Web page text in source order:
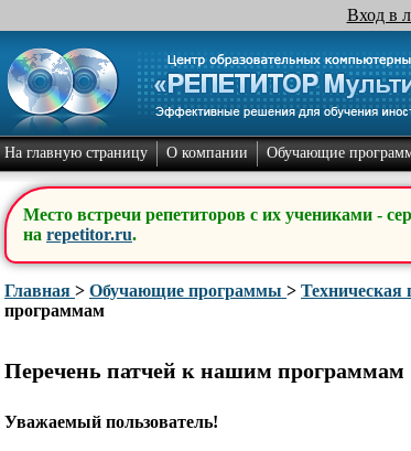
Вход в
На главную страницу О компании Обучающие
Место встречи репетиторов с их учениками -
на repetitor.ru.
Главная > Обучающие программы > Техническая
программам
Перечень патчей к нашим программам
Уважаемый пользователь!